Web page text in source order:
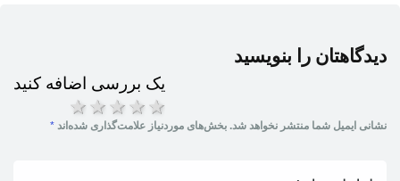
دیدگاهتان را بنویسید
یک بررسی اضافه کنید
5 ستاره 4 ستاره 3 ستاره 2 ستاره
نشانی ایمیل شما منتشر نخواهد شد. بخش‌های موردنیاز علامت‌گذاری شده‌اند *